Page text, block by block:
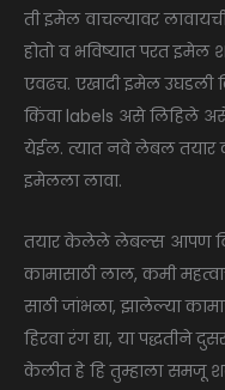
ती इमेल वाचल्यावर
होतो व भविष्यात परत इमेल
एवढच. एखादी इमेल उघडली
किंवा labels असे लिहिले
येईल. त्यात नवे लेबल तयार
इमेलला लावा.
तयार केलेले लेबल्स आपण
कामासाठी लाल, कमी
साठी जांभळा, झालेल्या
हिरवा रंग द्या, या पद्धतीने
केलीत हे हि तुम्हाला समजू